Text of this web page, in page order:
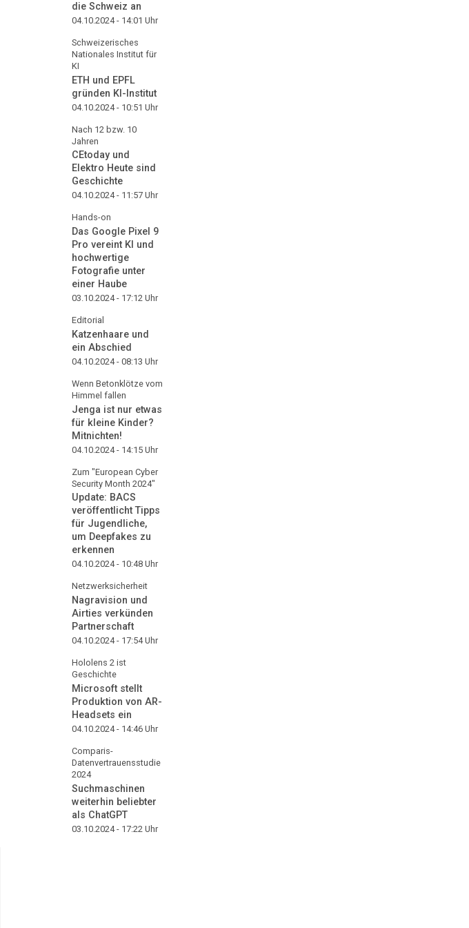
die Schweiz an
04.10.2024 - 14:01 Uhr
Schweizerisches
Nationales Institut für
KI
ETH und EPFL
gründen KI-Institut
04.10.2024 - 10:51 Uhr
Nach 12 bzw. 10
Jahren
CEtoday und
Elektro Heute sind
Geschichte
04.10.2024 - 11:57 Uhr
Hands-on
Das Google Pixel 9
Pro vereint KI und
hochwertige
Fotografie unter
einer Haube
03.10.2024 - 17:12 Uhr
Editorial
Katzenhaare und
ein Abschied
04.10.2024 - 08:13 Uhr
Wenn Betonklötze vom
Himmel fallen
Jenga ist nur etwas
für kleine Kinder?
Mitnichten!
04.10.2024 - 14:15 Uhr
Zum "European Cyber
Security Month 2024"
Update: BACS
veröffentlicht Tipps
für Jugendliche,
um Deepfakes zu
erkennen
04.10.2024 - 10:48 Uhr
Netzwerksicherheit
Nagravision und
Airties verkünden
Partnerschaft
04.10.2024 - 17:54Uhr
Hololens 2 ist
Geschichte
Microsoft stellt
Produktion von AR-
Headsets ein
04.10.2024 - 14:46 Uhr
Comparis-
Datenvertrauensstudie
2024
Suchmaschinen
weiterhin beliebter
als ChatGPT
03.10.2024 - 17:22 Uhr